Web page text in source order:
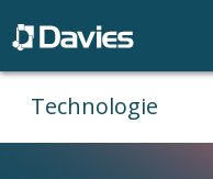
Technologie